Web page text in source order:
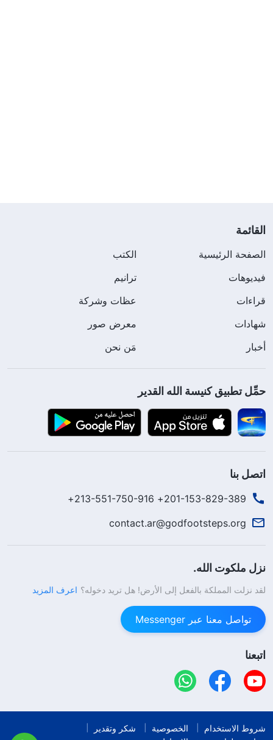
القائمة
الصفحة الرئيسية
الكتب
فيديوهات
ترانيم
قراءات
عظات وشركة
شهادات
معرض صور
أخبار
مَن نحن
حمِّل تطبيق كنيسة الله القدير
اتصل بنا
201-153-829-389+ 213-551-750-916+
contact.ar@godfootsteps.org
نزل ملكوت الله.
لقد نزلت المملكة بالفعل إلى الأرض! هل تريد دخوله؟ اعرف المزيد
تواصل معنا عبر Messenger
اتبعنا
شروط الاستخدام الخصوصية
شكر وتقدير